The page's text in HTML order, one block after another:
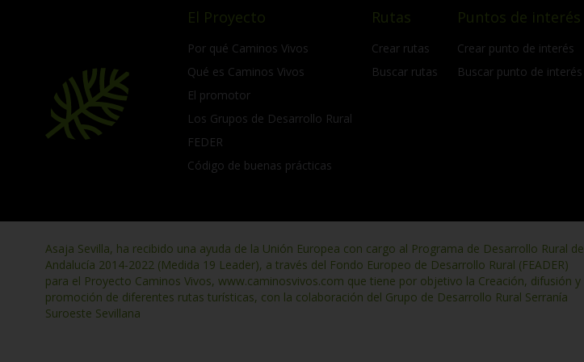
El Proyecto
Por qué Caminos Vivos
Qué es Caminos Vivos
El promotor
Los Grupos de Desarrollo Rural
FEDER
Código de buenas prácticas
Rutas
Crear rutas
Buscar rutas
Puntos de interés
Crear punto de interés
Buscar punto de interés
Asaja Sevilla, ha recibido una ayuda de la Unión Europea con cargo al Programa de Desarrollo Rural de
Andalucía 2014-2022 (Medida 19 Leader), a través del Fondo Europeo de Desarrollo Rural (FEADER)
para el Proyecto Caminos Vivos, www.caminosvivos.com que tiene por objetivo la Creación, difusión y
promoción de diferentes rutas turísticas, con la colaboración del Grupo de Desarrollo Rural Serranía
Suroeste Sevillana